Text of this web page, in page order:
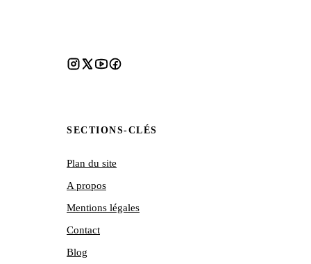
SECTIONS-CLÉS
Plan du site
A propos
Mentions légales
Contact
Blog